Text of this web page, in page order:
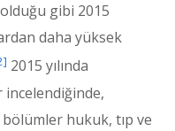
olduğu gibi 2015
daha yüksek
2015 yılında
hukuk, tıp ve